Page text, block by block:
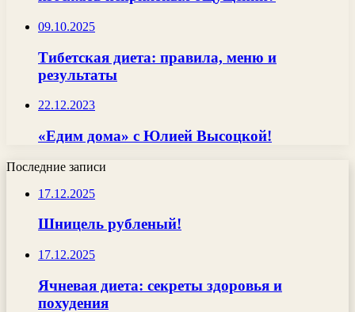
09.10.2025
Тибетская диета: правила, меню и
результаты
22.12.2023
«Едим дома» с Юлией Высоцкой!
Последние записи
17.12.2025
Шницель рубленый!
17.12.2025
Ячневая диета: секреты здоровья и
похудения